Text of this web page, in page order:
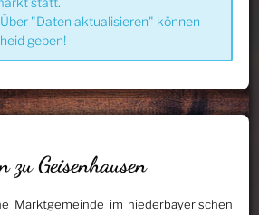
"Daten aktualisieren" können
geben!
zu Geisenhausen
Marktgemeinde im niederbayerischen